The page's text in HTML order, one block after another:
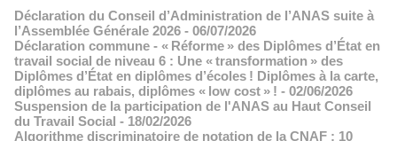
Déclaration du Conseil d’Administration de l’ANAS suite à
l’Assemblée Générale 2026 - 06/07/2026
Déclaration commune - « Réforme » des Diplômes d’État en
travail social de niveau 6 : Une « transformation » des
Diplômes d’État en diplômes d’écoles ! Diplômes à la carte,
diplômes au rabais, diplômes « low cost » ! - 02/06/2026
Suspension de la participation de l'ANAS au Haut Conseil
du Travail Social - 18/02/2026
Algorithme discriminatoire de notation de la CNAF : 10